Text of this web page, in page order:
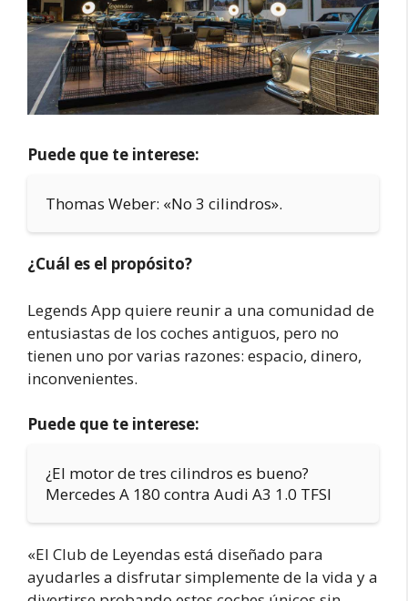
Puede que te interese:
Thomas Weber: «No 3 cilindros».
¿Cuál es el propósito?
Legends App quiere reunir a una comunidad de
entusiastas de los coches antiguos, pero no
tienen uno por varias razones: espacio, dinero,
inconvenientes.
Puede que te interese:
¿El motor de tres cilindros es bueno?
Mercedes A 180 contra Audi A3 1.0 TFSI
«El Club de Leyendas está diseñado para
ayudarles a disfrutar simplemente de la vida y a